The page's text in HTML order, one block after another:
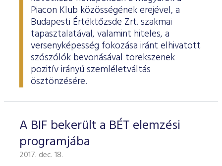
ESG Útmutató
Piacon Klub közösségének erejével, a
Budapesti Értéktőzsde Zrt. szakmai
tapasztalatával, valamint hiteles, a
versenyképesség fokozása iránt elhivatott
szószólók bevonásával törekszenek
pozitív irányú szemléletváltás
ösztönzésére.
A BIF bekerült a BÉT elemzési
programjába
2017. dec. 18.